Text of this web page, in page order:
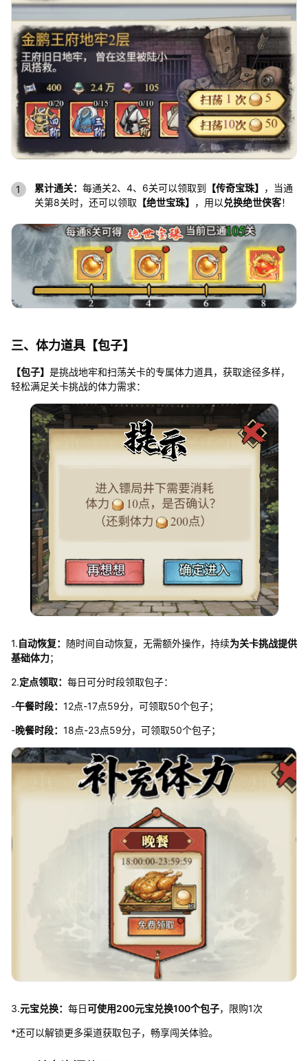
累计通关： 每通关2、4、6关可以领取到 【传奇宝珠】
，当通
关第8关时，还可以领取 【绝世宝珠】 ，用以 兑换绝世侠客！
三、体力道具【包子】
【包子】 是挑战地牢和扫荡关卡的专属体力道具，获取途径多样，
轻松满足关卡挑战的体力需求：
1.自动恢复： 随时间自动恢复，无需额外操作，持续为关卡挑战提供
基础体力；
2.定点领取： 每日可分时段领取包子：
-午餐时段： 12点-17点59分，可领取50个包子；
-晚餐时段： 18点-23点59分，可领取50个包子；
3.元宝兑换： 每日可使用200元宝兑换100个包子，限购1次
*还可以解锁更多渠道获取包子，畅享闯关体验。